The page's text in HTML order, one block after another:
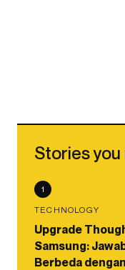
Stories
1
TECHNOLOGY
Upgrade
Samsung:
Berbeda